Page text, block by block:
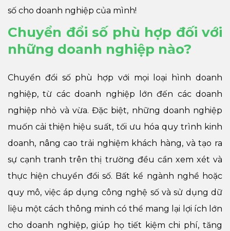
số cho doanh nghiệp của mình!
Chuyển đổi số phù hợp đối với
những doanh nghiệp nào?
Chuyển đổi số phù hợp với mọi loại hình doanh
nghiệp, từ các doanh nghiệp lớn đến các doanh
nghiệp nhỏ và vừa. Đặc biệt, những doanh nghiệp
muốn cải thiện hiệu suất, tối ưu hóa quy trình kinh
doanh, nâng cao trải nghiệm khách hàng, và tạo ra
sự cạnh tranh trên thị trường đều cần xem xét và
thực hiện chuyển đổi số. Bất kể ngành nghề hoặc
quy mô, việc áp dụng công nghệ số và sử dụng dữ
liệu một cách thông minh có thể mang lại lợi ích lớn
cho doanh nghiệp, giúp họ tiết kiệm chi phí, tăng